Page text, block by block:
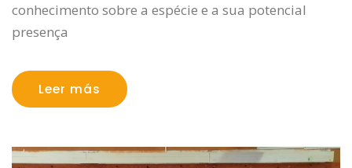
conhecimento sobre a espécie e a sua potencial
presença
Leer más